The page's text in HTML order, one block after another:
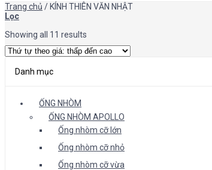
Trang chủ / KÍNH THIÊN VĂN NHẬT
Lọc
Showing all 11 results
Danh mục
ỐNG NHÒM
ỐNG NHÒM APOLLO
Ống nhòm cỡ lớn
Ống nhòm cỡ nhỏ
Ống nhòm cỡ vừa